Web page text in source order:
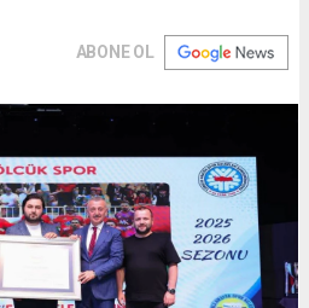
ABONE OL